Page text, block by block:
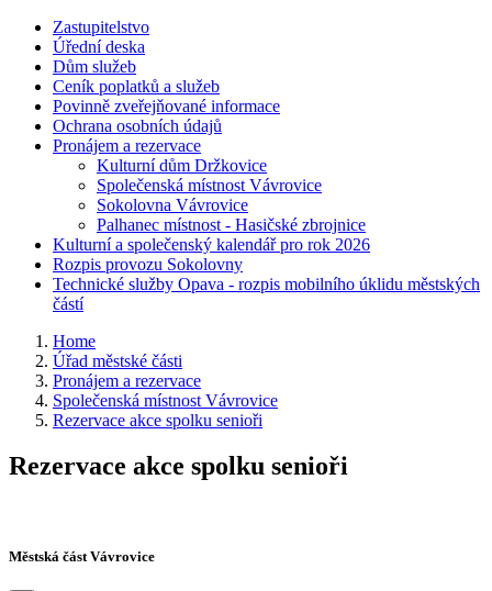
Zastupitelstvo
Úřední deska
Dům služeb
Ceník poplatků a služeb
Povinně zveřejňované informace
Ochrana osobních údajů
Pronájem a rezervace
Kulturní dům Držkovice
Společenská místnost Vávrovice
Sokolovna Vávrovice
Palhanec místnost - Hasičské zbrojnice
Kulturní a společenský kalendář pro rok 2026
Rozpis provozu Sokolovny
Technické služby Opava - rozpis mobilního úklidu městských
částí
Home
Úřad městské části
Pronájem a rezervace
Společenská místnost Vávrovice
Rezervace akce spolku senioři
Rezervace akce spolku senioři
Městská část Vávrovice